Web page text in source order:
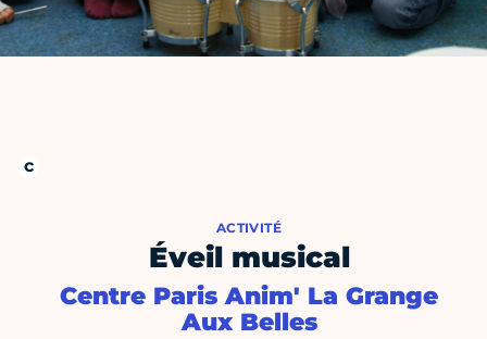
ACTIVITÉ
Éveil musical
Centre Paris Anim' La Grange
Aux Belles